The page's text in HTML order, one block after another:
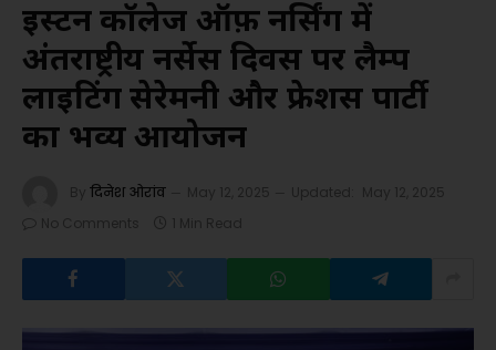
ईस्टर्न कॉलेज ऑफ़ नर्सिंग में
अंतर्राष्ट्रीय नर्सेस दिवस पर लैम्प
लाइटिंग सेरेमनी और फ्रेशर्स पार्टी
का भव्य आयोजन
By दिनेश ओरांव May 12, 2025 Updated:
May 12, 2025
No Comments
1 Min Read